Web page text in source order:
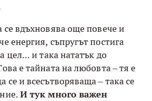
се вдъхновява още повече и
енергия, съпругът постига
цел... и така нататък до
е тайната на любовта – тя е
се и всесътворяваща – така се
И тук много важен